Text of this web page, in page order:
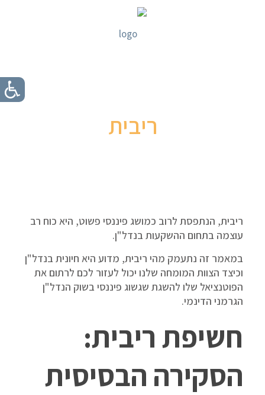
ריבית
ריבית, הנתפסת לרוב כמושג פיננסי פשוט, היא כוח רב
עוצמה בתחום ההשקעות בנדל"ן.
במאמר זה נתעמק מהי ריבית, מדוע היא חיונית בנדל"ן
וכיצד הצוות המומחה שלנו יכול לעזור לכם לרתום את
הפוטנציאל שלו להשגת שגשוג פיננסי בשוק הנדל"ן
הגרמני הדינמי.
חשיפת ריבית:
הסקירה הבסיסית